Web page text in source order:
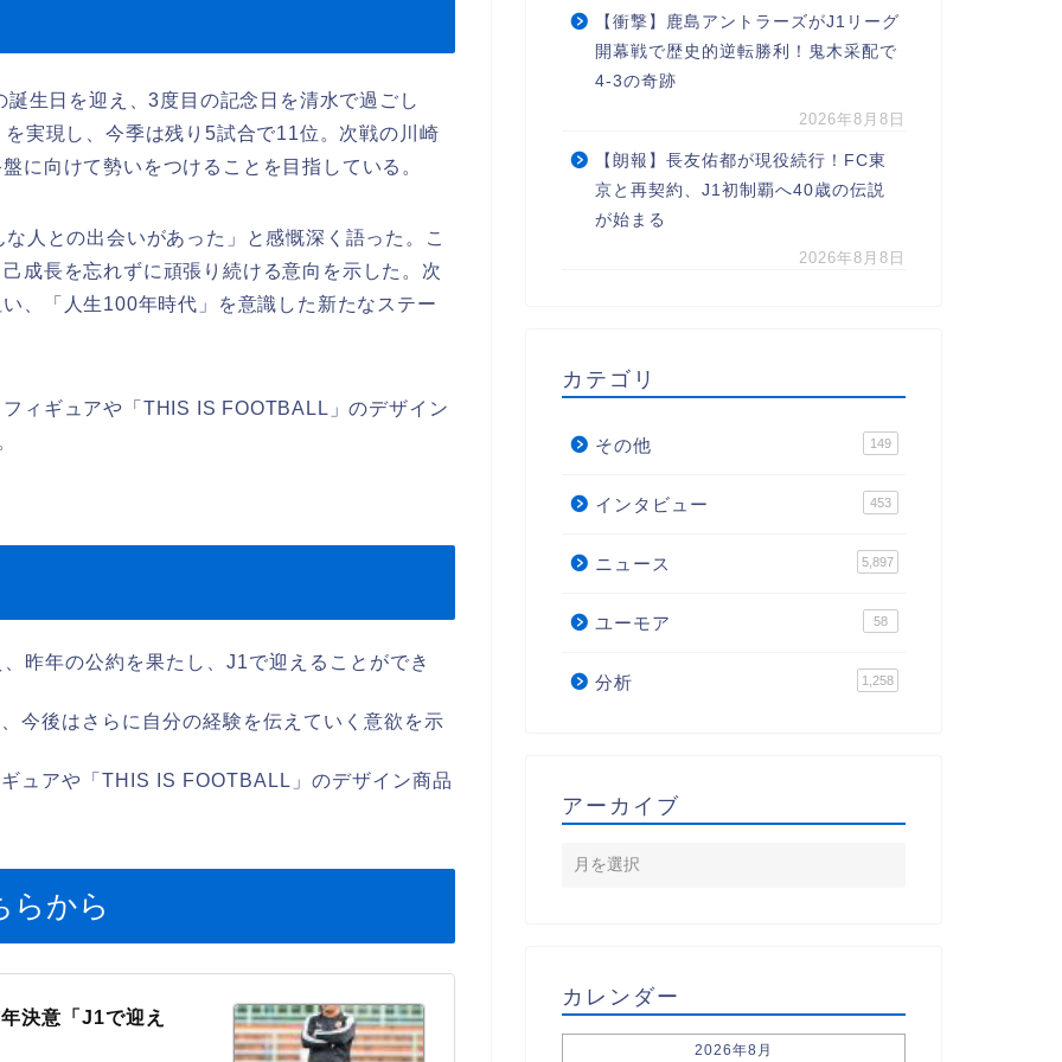
生日を迎え、3度目の記念日を清水で過ごし
実現し、今季は残り5試合で11位。次戦の川崎
に向けて勢いをつけることを目指している。
人との出会いがあった」と感慨深く語った。こ
成長を忘れずに頑張り続ける意向を示した。次
、「人生100年時代」を意識した新たなステー
ィギュアや「THIS IS FOOTBALL」のデザイン
昨年の公約を果たし、J1で迎えることができ
今後はさらに自分の経験を伝えていく意欲を示
ュアや「THIS IS FOOTBALL」のデザイン商品
らから
決意「J1で迎え
【衝撃】鹿島アントラーズがJ1リーグ
開幕戦で歴史的逆転勝利！鬼木采配で
4-3の奇跡
2026年8月8日
【朗報】長友佑都が現役続行！FC東
京と再契約、J1初制覇へ40歳の伝説
が始まる
2026年8月8日
カテゴリ
その他 149
インタビュー 453
ニュース 5,897
ユーモア 58
分析 1,258
アーカイブ
カレンダー
2026年8月